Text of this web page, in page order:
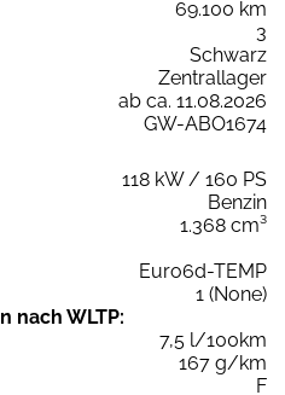
69.100 km
3
Schwarz
Zentrallager
ab ca. 11.08.2026
GW-ABO1674
118 kW / 160 PS
Benzin
1.368 cm³
Euro6d-TEMP
1 (None)
nach WLTP:
7,5 l/100km
167 g/km
F